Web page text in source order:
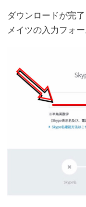
ダウンロードが完
メイツの入力フォ